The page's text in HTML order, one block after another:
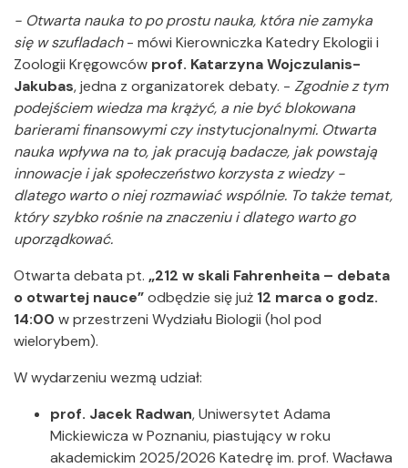
- Otwarta nauka to po prostu nauka, która nie zamyka
się w szufladach- mówi Kierowniczka Katedry Ekologii i
Zoologii Kręgowców prof. Katarzyna Wojczulanis-
Jakubas, jedna z organizatorek debaty. - Zgodnie z tym
podejściem wiedza ma krążyć, a nie być blokowana
barierami finansowymi czy instytucjonalnymi. Otwarta
nauka wpływa na to, jak pracują badacze, jak powstają
innowacje i jak społeczeństwo korzysta z wiedzy -
dlatego warto o niej rozmawiać wspólnie. To także temat,
który szybko rośnie na znaczeniu i dlatego warto go
uporządkować.
Otwarta debata pt. „212 w skali Fahrenheita – debata
o otwartej nauce”odbędzie się już 12 marca o godz.
14:00 w przestrzeni Wydziału Biologii (hol pod
wielorybem).
W wydarzeniu wezmą udział:
prof. Jacek Radwan, Uniwersytet Adama
Mickiewicza w Poznaniu, piastujący w roku
akademickim 2025/2026 Katedrę im. prof. Wacława